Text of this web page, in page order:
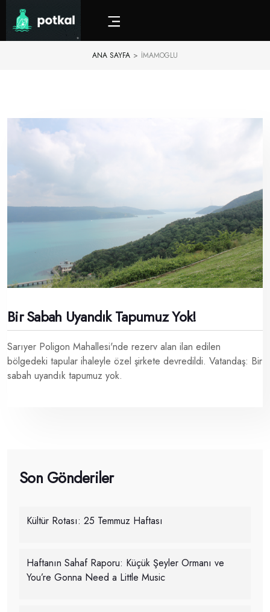
ANA SAYFA > IMAMOGLU
Bir Sabah Uyandık Tapumuz Yok!
Sarıyer Poligon Mahallesi'nde rezerv alan ilan edilen
bölgedeki tapular ihaleyle özel şirkete devredildi. Vatandaş: Bir
sabah uyandık tapumuz yok.
Son Gönderiler
Kültür Rotası: 25 Temmuz Haftası
Haftanın Sahaf Raporu: Küçük Şeyler Ormanı ve
You’re Gonna Need a Little Music